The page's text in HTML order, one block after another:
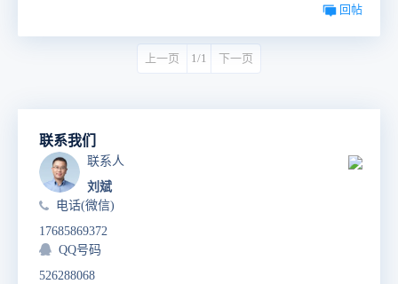
回帖
上一页 1/1 下一页
联系我们
联系人
刘斌
电话(微信)
17685869372
QQ号码
526288068